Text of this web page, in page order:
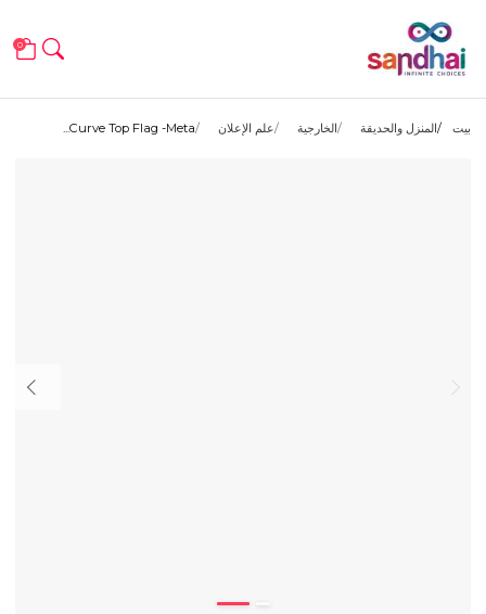
0
بيت المنزل والحديقة الخارجية علم الإعلان Curve Top Flag -Meta...